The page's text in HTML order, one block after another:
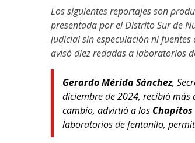
Los siguientes reportajes son
presentada por el Distrito Sur de
judicial sin especulación ni fuentes
avisó diez redadas a laboratorios
Gerardo Mérida Sánchez,
diciembre de 2024, recibió más
cambio, advirtió a los Chapitos
laboratorios de fentanilo,